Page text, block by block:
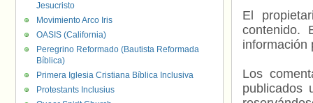
El
contenido.
información
Los
publicados
Jesucristo
Movimiento Arco Iris
OASIS (California)
Peregrino Reformado (Bautista Reformada
Bíblica)
Primera Iglesia Cristiana Bíblica Inclusiva
Protestants Inclusius